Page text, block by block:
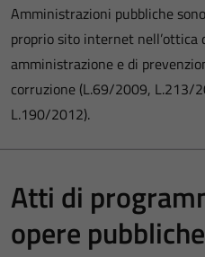
Amministrazioni pubbliche
proprio sito internet nell’ottica
amministrazione e di
corruzione (L.69/2009, L.213/
L.190/2012).
Atti di
opere pubbliche